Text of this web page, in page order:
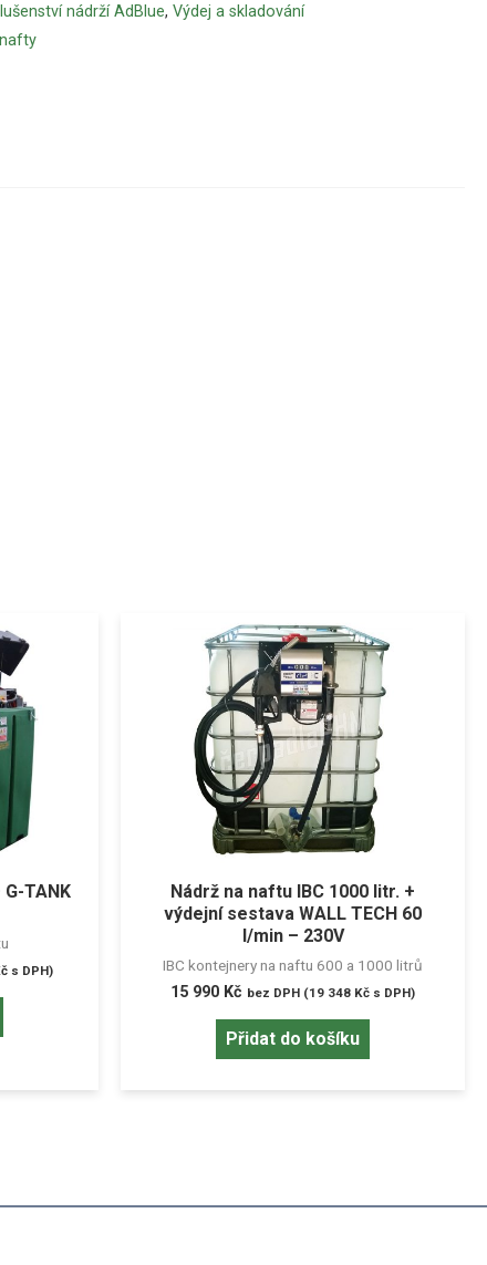
nádrží AdBlue, Výdej a skladování
TANK
s DPH)
Nádrž na naftu IBC 1000 litr. +
výdejní sestava WALL TECH 60
l/min – 230V
IBC kontejnery na naftu 600 a 1000 litrů
15 990 Kč bez DPH (19 348 Kč s DPH)
Přidat do košíku